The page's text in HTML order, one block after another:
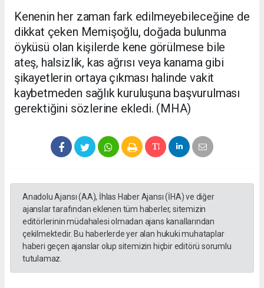
Kenenin her zaman fark edilmeyebileceğine de
dikkat çeken Memişoğlu, doğada bulunma
öyküsü olan kişilerde kene görülmese bile
ateş, halsizlik, kas ağrısı veya kanama gibi
şikayetlerin ortaya çıkması halinde vakit
kaybetmeden sağlık kuruluşuna başvurulması
gerektiğini sözlerine ekledi. (MHA)
Anadolu Ajansı (AA), İhlas Haber Ajansı (İHA) ve diğer
ajanslar tarafından eklenen tüm haberler, sitemizin
editörlerinin müdahalesi olmadan ajans kanallarından
çekilmektedir. Bu haberlerde yer alan hukuki muhataplar
haberi geçen ajanslar olup sitemizin hiçbir editörü sorumlu
tutulamaz.